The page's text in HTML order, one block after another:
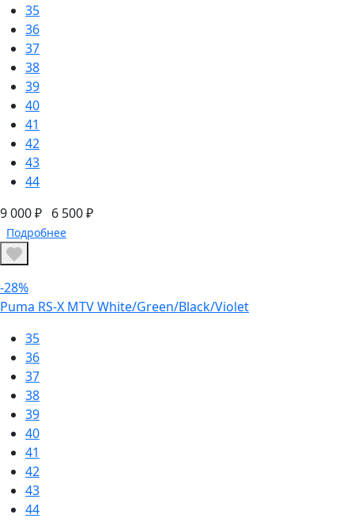
35
36
37
38
39
40
41
42
43
44
9 000 ₽ 6 500 ₽
Подробнее
-28%
Puma RS-X MTV White/Green/Black/Violet
35
36
37
38
39
40
41
42
43
44